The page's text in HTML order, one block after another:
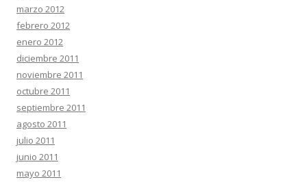
marzo 2012
febrero 2012
enero 2012
diciembre 2011
noviembre 2011
octubre 2011
septiembre 2011
agosto 2011
julio 2011
junio 2011
mayo 2011